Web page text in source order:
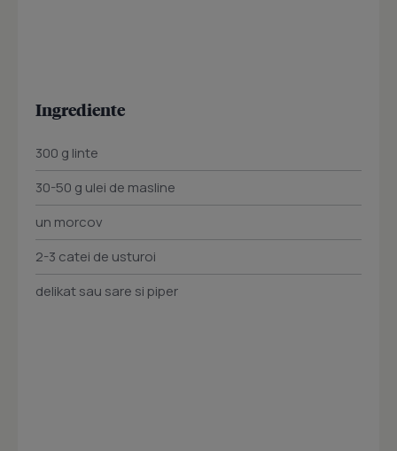
Ingrediente
300 g linte
30-50 g ulei de masline
un morcov
2-3 catei de usturoi
delikat sau sare si piper